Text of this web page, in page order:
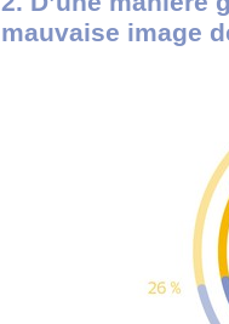
mauvaise image